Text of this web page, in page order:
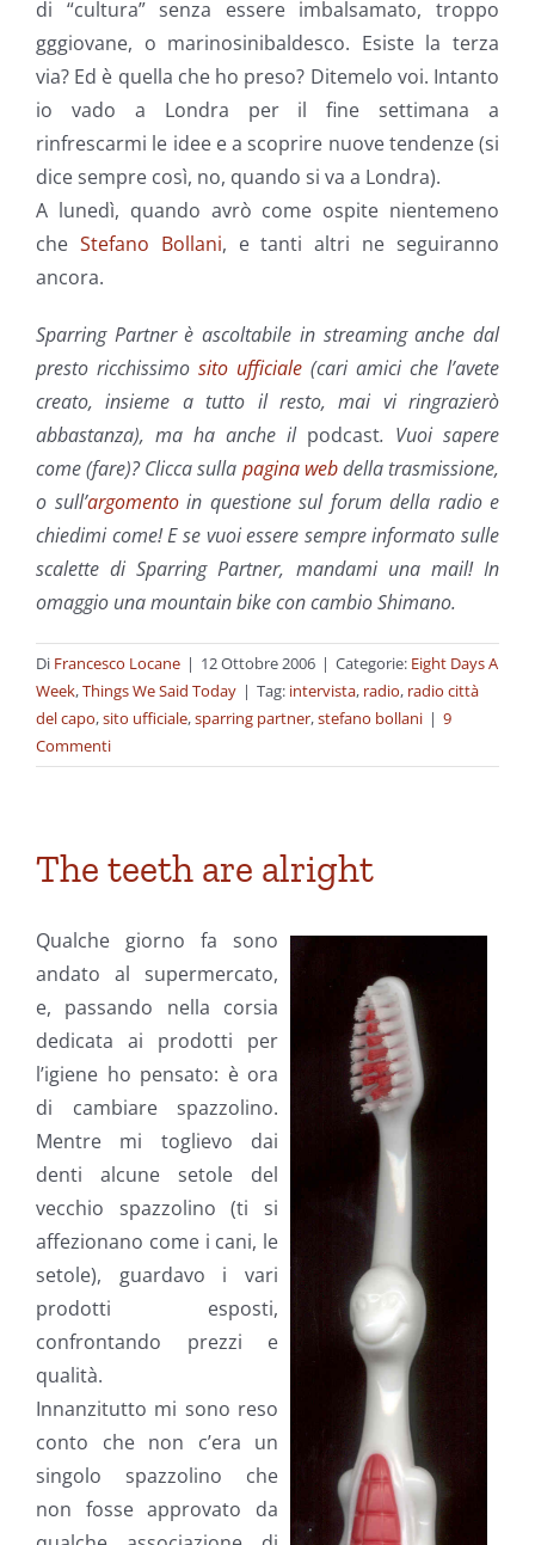
di “cultura” senza essere imbalsamato, troppo
gggiovane, o marinosinibaldesco. Esiste la terza
via? Ed è quella che ho preso? Ditemelo voi. Intanto
io vado a Londra per il fine settimana a
rinfrescarmi le idee e a scoprire nuove tendenze (si
dice sempre così, no, quando si va a Londra).
A lunedì, quando avrò come ospite nientemeno
che Stefano Bollani, e tanti altri ne seguiranno
ancora.
Sparring Partner è ascoltabile in streaming anche dal
presto ricchissimo sito ufficiale (cari amici che l’avete
creato, insieme a tutto il resto, mai vi ringrazierò
abbastanza), ma ha anche il podcast. Vuoi sapere
come (fare)? Clicca sulla pagina webdella trasmissione,
o sull’argomentoin questione sul forum della radio e
chiedimi come! E se vuoi essere sempre informato sulle
scalette di Sparring Partner, mandami una mail! In
omaggio una mountain bike con cambio Shimano.
Di Francesco Locane | 12 Ottobre 2006 | Categorie: Eight Days A
Week,Things We Said Today | Tag: intervista, radio, radio città
del capo,sito ufficiale,sparring partner,stefano bollani | 9
Commenti
The teeth are alright
Qualche giorno fa sono
andato al supermercato,
e, passando nella corsia
dedicata ai prodotti per
l’igiene ho pensato: è ora
di cambiare spazzolino.
Mentre mi toglievo dai
denti alcune setole del
vecchio spazzolino (ti si
affezionano come i cani, le
setole), guardavo i vari
prodotti esposti,
confrontando prezzi e
qualità.
Innanzitutto mi sono reso
conto che non c’era un
singolo spazzolino che
non fosse approvato da